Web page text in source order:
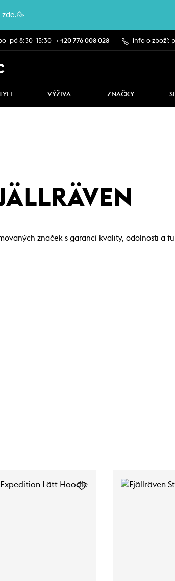
zde.🥳
8:30–15:30 +420 776 008 028 info o zboží:
VÝŽIVA ZNAČKY
značek s garancí kvality, odolnosti a